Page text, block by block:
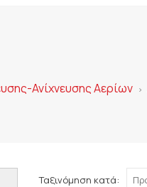
Ανίχνευσης Αερίων >
Ταξινόμηση κατά: